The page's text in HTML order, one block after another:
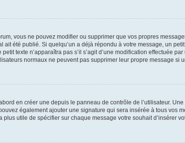
vous ne pouvez modifier ou supprimer que vos propres
été publié. Si quelqu’un a déjà répondu à votre message, un
texte n’apparaîtra pas s’il s’agit d’une modification effectuée
normaux ne peuvent pas supprimer leur propre message si
en créer une depuis le panneau de contrôle de l’utilisateur.
également ajouter une signature qui sera insérée à tous vos
utile de spécifier sur chaque message votre souhait d’insérer